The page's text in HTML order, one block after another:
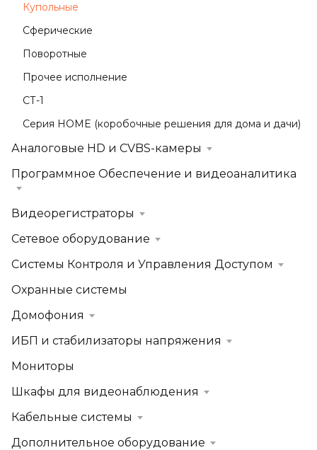
Купольные
Сферические
Поворотные
Прочее исполнение
СТ-1
Серия HOME (коробочные решения для дома и дачи)
Аналоговые HD и CVBS-камеры
Программное Обеспечение и видеоаналитика
Видеорегистраторы
Сетевое оборудование
Системы Контроля и Управления Доступом
Охранные системы
Домофония
ИБП и стабилизаторы напряжения
Мониторы
Шкафы для видеонаблюдения
Кабельные системы
Дополнительное оборудование